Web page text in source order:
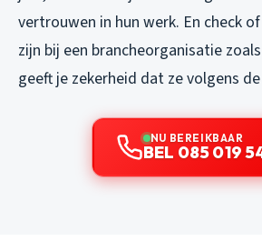
vertrouwen in hun werk. En check
zijn bij een brancheorganisatie
geeft je zekerheid dat ze volgens
NU BEREIKBAAR
BEL 085 019